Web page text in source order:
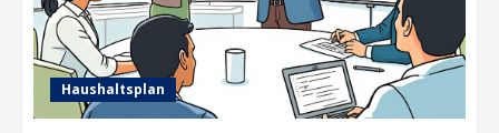
Haushaltsplan